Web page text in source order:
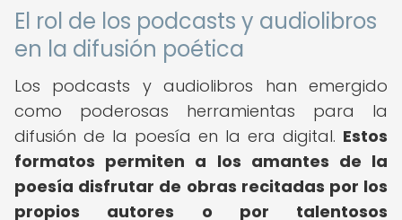
El rol de los podcasts y audiolibros
en la difusión poética
Los podcasts y audiolibros han emergido
como poderosas herramientas para la
difusión de la poesía en la era digital. Estos
formatos permiten a los amantes de la
poesía disfrutar de obras recitadas por los
propios autores o por talentosos